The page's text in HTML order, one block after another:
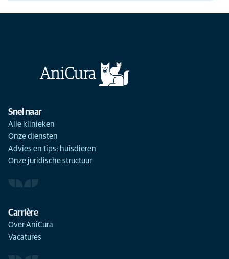
Snel naar
Alle klinieken
Onze diensten
Advies en tips: huisdieren
Onze juridische structuur
Carrière
Over AniCura
Vacatures